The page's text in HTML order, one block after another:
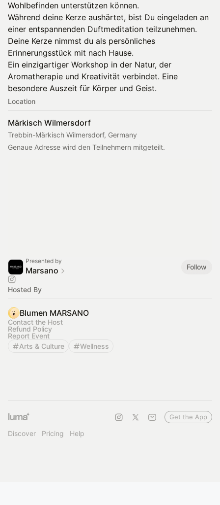
Wohlbefinden unterstützen können.
Während deine Kerze aushärtet, bist Du eingeladen an
einer entspannenden Duftmeditation teilzunehmen.
Deine Kerze nimmst du als persönliches
Erinnerungsstück mit nach Hause.
Ein einzigartiger Workshop in der Natur, der
Aromatherapie und Kreativität verbindet. Eine
besondere Auszeit für Körper und Geist.
Location
Märkisch Wilmersdorf
Trebbin-Märkisch Wilmersdorf, Germany
Genaue Adresse wird den Teilnehmern mitgeteilt.
Presented by
Marsano Follow
Hosted By
Blumen MARSANO
Contact the Host
Refund Policy
Report Event
Arts & Culture
Wellness
Discover Pricing Help
Get the App